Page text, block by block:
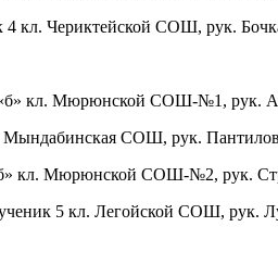
4 кл. Чериктейской СОШ, рук.
кл. Мюрюнской СОШ-№1, рук.
Мындабинская СОШ, рук.
кл. Мюрюнской СОШ-№2, рук.
5 кл. Легойской СОШ, рук.